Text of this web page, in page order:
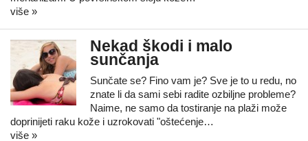
više »
Nekad škodi i malo
sunčanja
Sunčate se? Fino vam je? Sve je to u redu, no
znate li da sami sebi radite ozbiljne probleme?
Naime, ne samo da tostiranje na plaži može
doprinijeti raku kože i uzrokovati "oštećenje…
više »